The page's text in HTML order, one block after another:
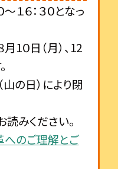
１６：３０となっ
1０日（月）、12
の日）により閉
みください。
のご理解とご